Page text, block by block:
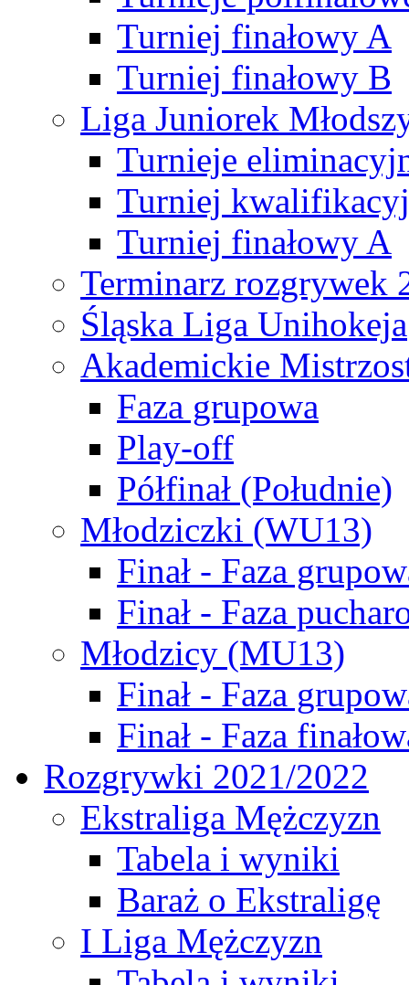
Turniej finałowy A
Turniej finałowy B
Liga Juniorek
Turnieje
Turniej
Turniej finałowy A
Terminarz rozgrywek
Śląska Liga Unihokeja
Akademickie
Faza grupowa
Play-off
Półfinał (Południe)
Młodziczki (WU13)
Finał - Faza
Finał - Faza
Młodzicy (MU13)
Finał - Faza
Finał - Faza
Rozgrywki 2021/2022
Ekstraliga Mężczyzn
Tabela i wyniki
Baraż o Ekstraligę
I Liga Mężczyzn